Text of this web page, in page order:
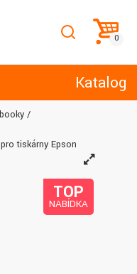
Katalog
tiskárny Epson
TOP
NABÍDKA